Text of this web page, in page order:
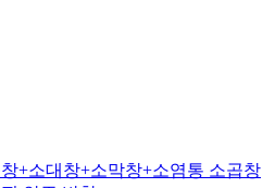
+소대창+소막창+소염통 소곱창